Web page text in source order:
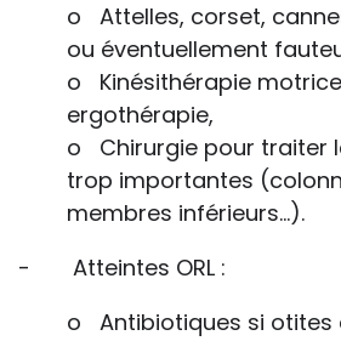
o Attelles, corset,
ou éventuellement
o Kinésithérapie
ergothérapie,
o Chirurgie pour traiter
trop importantes
membres inférieurs…).
- Atteintes ORL :
o Antibiotiques si otites